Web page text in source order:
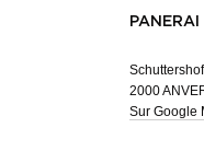
2000
Sur Google